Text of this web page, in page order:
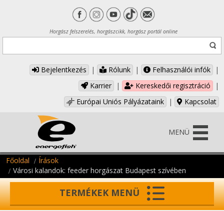
Horgász felszerelés, horgászcikk, horgász portál online
Bejelentkezés | Rólunk | Felhasználói infók
|
Karrier
| Kereskedői regisztráció
|
Európai Uniós Pályázataink
| Kapcsolat
MENÜ
Főoldal
Írások
Városi kalandok: feeder horgászat Budapest szívében
TERMÉKEK MENÜ